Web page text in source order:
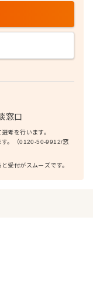
窓口
考を行います。
す。（0120-50-9912/窓
受付がスムーズです。